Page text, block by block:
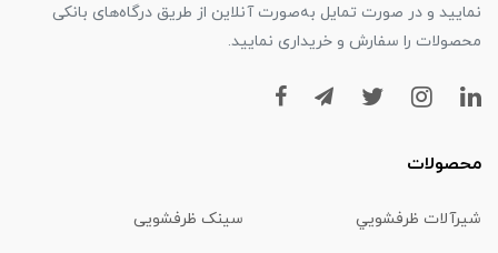
نمایید و در صورت تمایل به‌صورت آنلاین از طریق درگاه‌های بانکی
محصولات را سفارش و خریداری نمایید.
محصولات
شیرآلات ظرفشويي سینک ظرفشویی